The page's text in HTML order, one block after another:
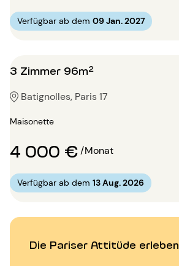
Die Pariser Attitüde erleben
Verfügbar ab dem 09 Jan. 2027
3 Zimmer 96m²
Batignolles, Paris 17
Maisonette
4 000 €/Monat
Verfügbar ab dem 13 Aug. 2026